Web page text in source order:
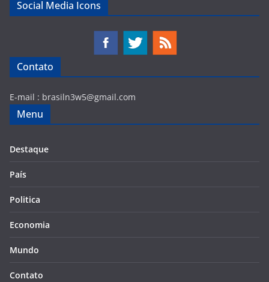
Social Media Icons
Contato
E-mail : brasiln3w5@gmail.com
Menu
Destaque
País
Politica
Economia
Mundo
Contato